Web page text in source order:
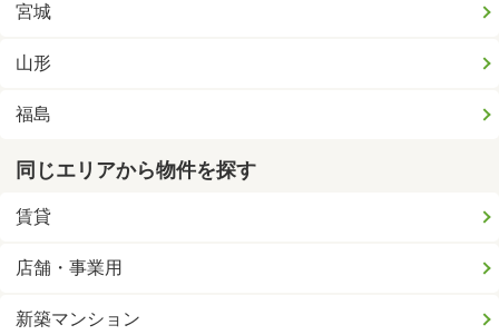
宮城
山形
福島
同じエリアから物件を探す
賃貸
店舗・事業用
新築マンション